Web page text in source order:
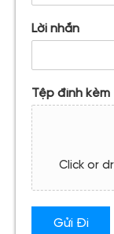
Lời nhắn
Tệp đính kèm
Click or
Gửi Đi